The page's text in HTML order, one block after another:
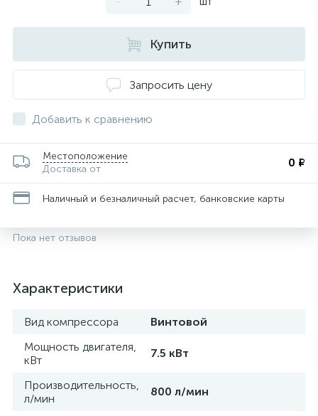
Купить
Запросить цену
Добавить к сравнению
Местоположение
Доставка от
0 ₽
Наличный и безналичный расчет, банковские карты
Пока нет отзывов
Характеристики
Вид компрессора
Винтовой
Мощность двигателя,
кВт
7.5 кВт
Производительность,
л/мин
800 л/мин